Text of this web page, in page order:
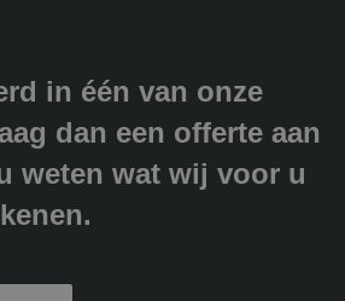
in één van onze
dan een offerte aan
weten wat wij voor u